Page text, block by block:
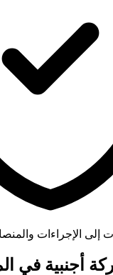
إلى الإجراءات
أجنبية في